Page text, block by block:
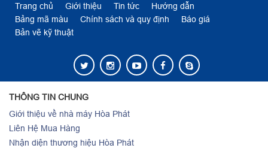
Trang chủ Giới thiệu Tin tức
Hướng dẫn
Bảng mã màu
Chính sách và quy định
Báo giá
Bản vẽ kỹ thuật
THÔNG TIN CHUNG
Giới thiệu về nhà máy Hòa Phát
Liên Hệ Mua Hàng
Nhận diện thương hiệu Hòa Phát